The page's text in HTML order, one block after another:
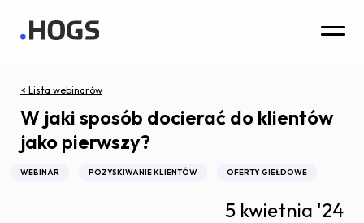
< Lista webinarów
W jaki sposób docierać do klientów
jako pierwszy?
WEBINAR POZYSKIWANIE KLIENTÓW OFERTY GIEŁDOWE
5 kwietnia '24